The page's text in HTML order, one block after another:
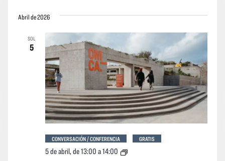
Abril de 2026
SOL
5
5 de abril, de 13:00 a14:00
Paseo
CONVERSACIÓN / CONFERENCIA GRATIS